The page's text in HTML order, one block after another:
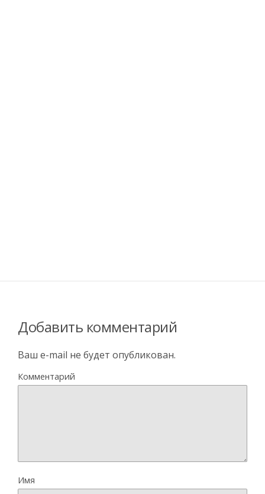
Добавить комментарий
Ваш e-mail не будет опубликован.
Комментарий
Имя